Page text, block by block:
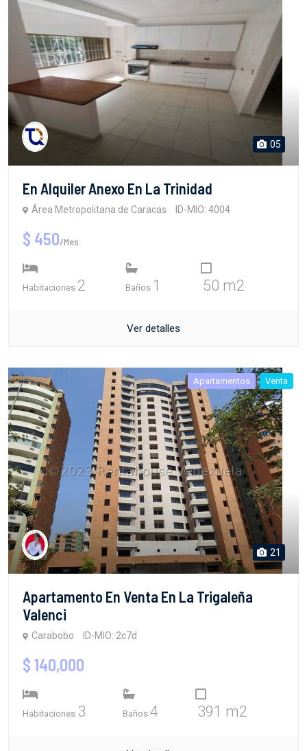
05
En Alquiler Anexo En La Trinidad
Área Metropolitana de Caracas ID-MIO: 4004
$ 450/Mes
Habitaciones 2 Baños 1 50 m2
Ver detalles
Apartamentos Venta
21
Apartamento En Venta En La Trigaleña
Valenci
Carabobo ID-MIO: 2c7d
$ 140,000
Habitaciones 3 Baños 4 391 m2